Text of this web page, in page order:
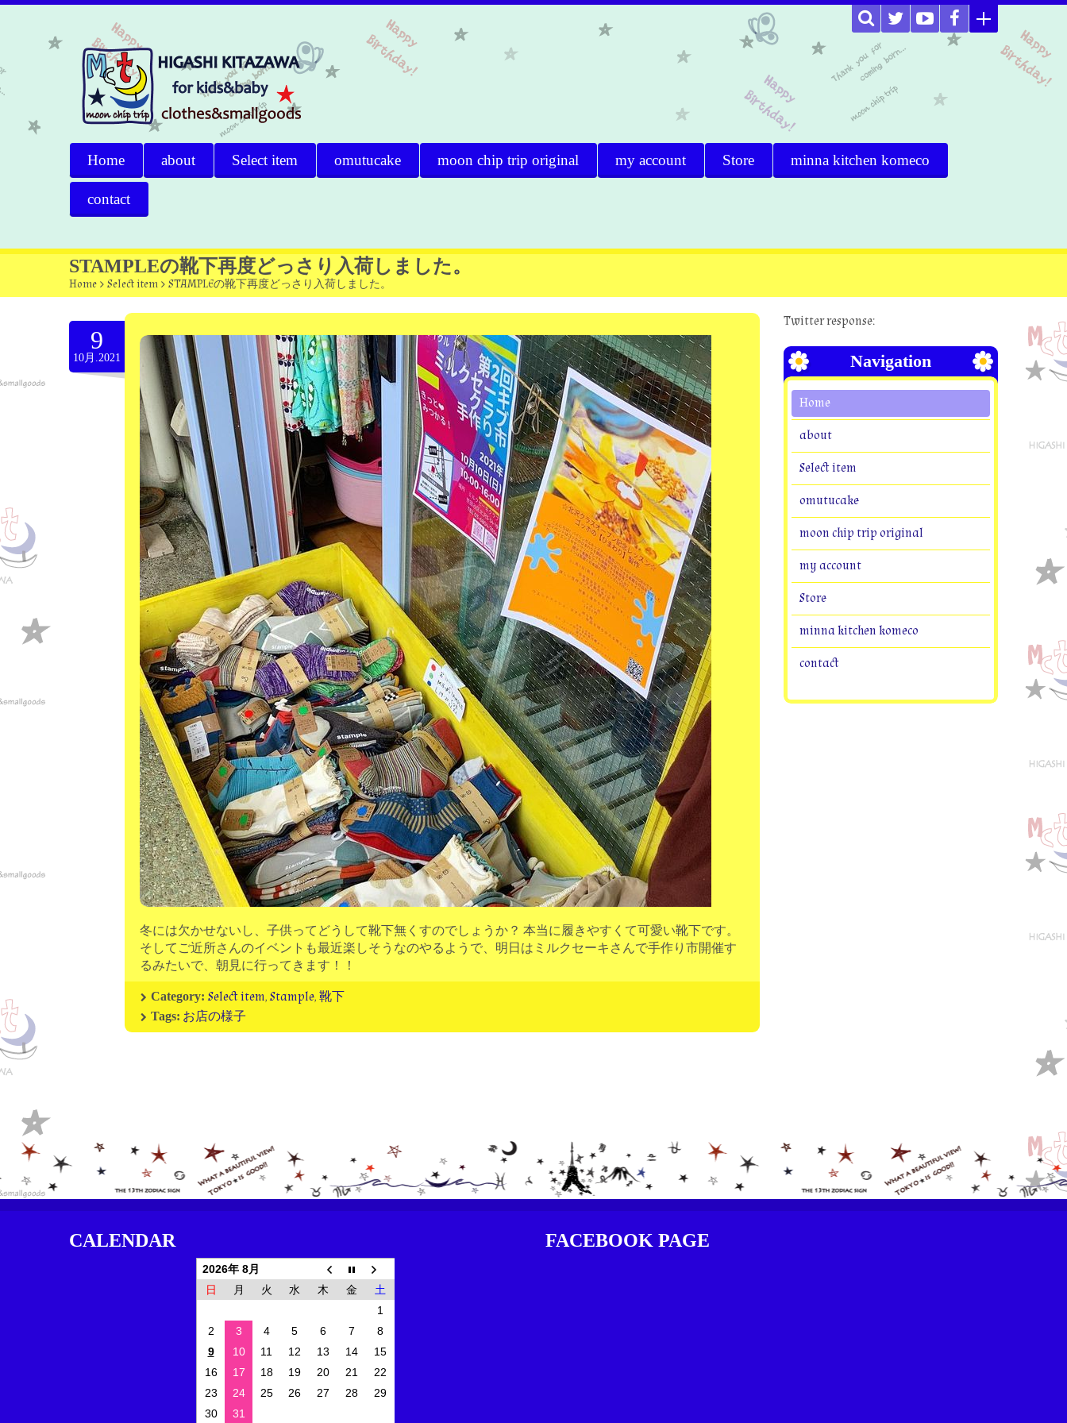
Home about Select item omutucake moon chip trip original my account Store minna kitchen komeco
contact
STAMPLEの靴下再度どっさり入荷しました。
Home > Select item > STAMPLEの靴下再度どっさり入荷しました。
9
10月.2021
冬には欠かせないし、子供ってどうして靴下無くすのでしょうか？ 本当に履きやすくて可愛い靴下です。
そしてご近所さんのイベントも最近楽しそうなのやるようで、明日はミルクセーキさんで手作り市開催す
るみたいで、朝見に行ってきます！！
Category: Select item,Stample,靴下
Tags: お店の様子
Twitter response:
Navigation
Home
about
Select item
omutucake
moon chip trip original
my account
Store
minna kitchen komeco
contact
CALENDAR
2026年 8月
日
月 火 水 木 金
土
1
2
3 4 5 6 7
8
9
10 11 12 13 14
15
16
17 18 19 20 21
22
23
24 25 26 27 28
29
30
31
FACEBOOK PAGE